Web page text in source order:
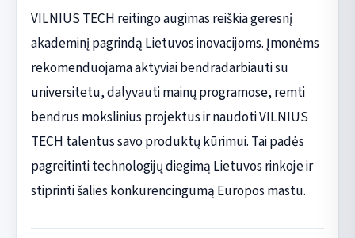
VILNIUS TECH reitingo augimas reiškia geresnį
akademinį pagrindą Lietuvos inovacijoms. Įmonėms
rekomenduojama aktyviai bendradarbiauti su
universitetu, dalyvauti mainų programose, remti
bendrus mokslinius projektus ir naudoti VILNIUS
TECH talentus savo produktų kūrimui. Tai padės
pagreitinti technologijų diegimą Lietuvos rinkoje ir
stiprinti šalies konkurencingumą Europos mastu.